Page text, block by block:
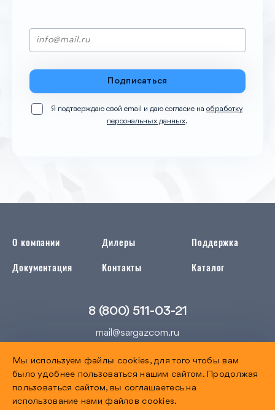
Подписаться
Я подтверждаю свой email и даю согласие на обработку
персональных данных.
О компании Дилеры
Поддержка
Документация
Контакты Каталог
8 (800) 511-03-21
mail@sargazcom.ru
410047, Саратов, ул. Танкистов, 124а
Мы используем файлы cookies, для того чтобы вам
было удобнее пользоваться нашим сайтом. Продолжая
пользоваться сайтом, вы соглашаетесь на
использование нами файлов cookies.